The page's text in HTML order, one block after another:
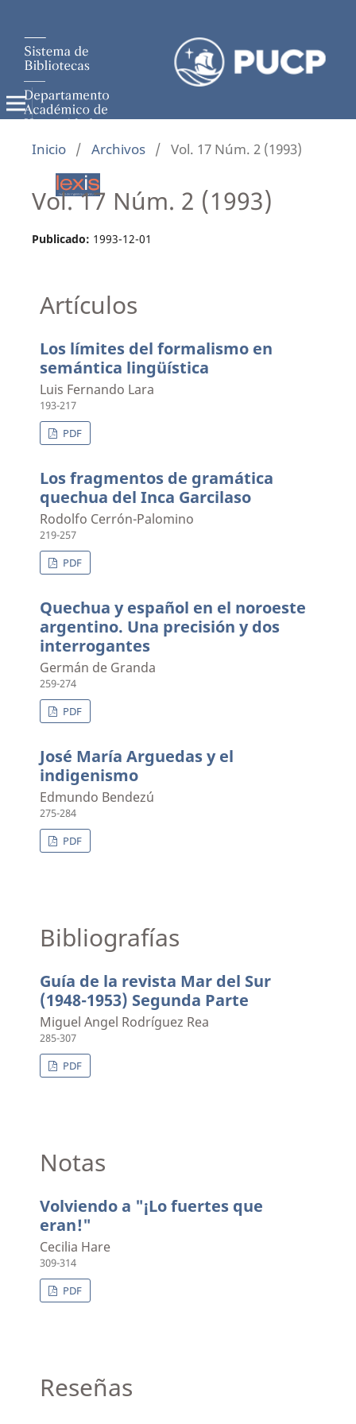
Inicio / Archivos / Vol. 17 Núm. 2 (1993)
Vol. 17 Núm. 2 (1993)
Publicado: 1993-12-01
Artículos
Los límites del formalismo en
semántica lingüística
Luis Fernando Lara
193-217
PDF
Los fragmentos de gramática
quechua del Inca Garcilaso
Rodolfo Cerrón-Palomino
219-257
PDF
Quechua y español en el noroeste
argentino. Una precisión y dos
interrogantes
Germán de Granda
259-274
PDF
José María Arguedas y el
indigenismo
Edmundo Bendezú
275-284
PDF
Bibliografías
Guía de la revista Mar del Sur
(1948-1953) Segunda Parte
Miguel Angel Rodríguez Rea
285-307
PDF
Notas
Volviendo a "¡Lo fuertes que
eran!"
Cecilia Hare
309-314
PDF
Reseñas